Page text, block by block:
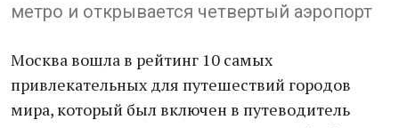
метро и открывается четвертый аэропорт
Москва вошла в рейтинг 10 самых
привлекательных для путешествий городов
мира, который был включен в путеводитель